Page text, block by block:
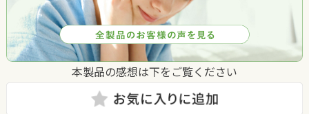
本製品の感想は下をご覧ください